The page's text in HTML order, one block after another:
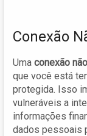
Conexão
Uma conexão
que você está
protegida. Isso
vulneráveis a
informações
dados pessoais